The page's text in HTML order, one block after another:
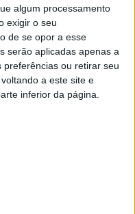
algum processamento
exigir o seu
de se opor a esse
serão aplicadas apenas a
preferências ou retirar seu
a este site e
inferior da página.
eram feitos de
uma máquina de
em soldagem,